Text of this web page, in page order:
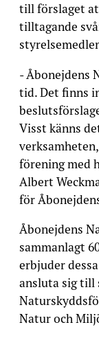
till förslaget
tilltagande
- Åbonejdens
tid. Det finns
Visst känns
förening med
Albert
för
Åbonejdens
sammanlagt
erbjuder
ansluta sig till
Natur och